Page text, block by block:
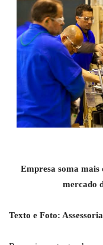
Empresa soma mais
mercado
Texto e Foto: